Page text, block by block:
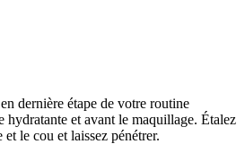
dernière étape de votre routine
hydratante et avant le maquillage. Étalez
le cou et laissez pénétrer.